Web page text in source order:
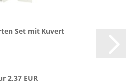
Set mit Ku­vert
2,37 EUR